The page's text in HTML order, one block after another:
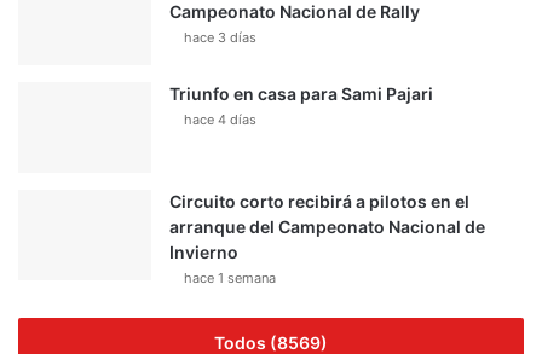
Campeonato Nacional de Rally
hace 3 días
Triunfo en casa para Sami Pajari
hace 4 días
Circuito corto recibirá a pilotos en el
arranque del Campeonato Nacional de
Invierno
hace 1 semana
Todos (8569)